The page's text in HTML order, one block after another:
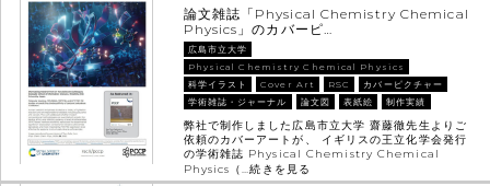
論文雑誌「Physical Chemistry Chemical
Physics」のカバーピ…
広島市立大学
Physical Chemistry Chemical Physics
科学イラスト
Cover Art RSC
カバーピクチャー
学術雑誌・ジャーナル
論文図 表紙絵 制作実績
弊社で制作しました広島市立大学 齋藤徹先生よりご
依頼のカバーアートが、 イギリスの王立化学会発行
の学術雑誌 Physical Chemistry Chemical
Physics（…続きを見る